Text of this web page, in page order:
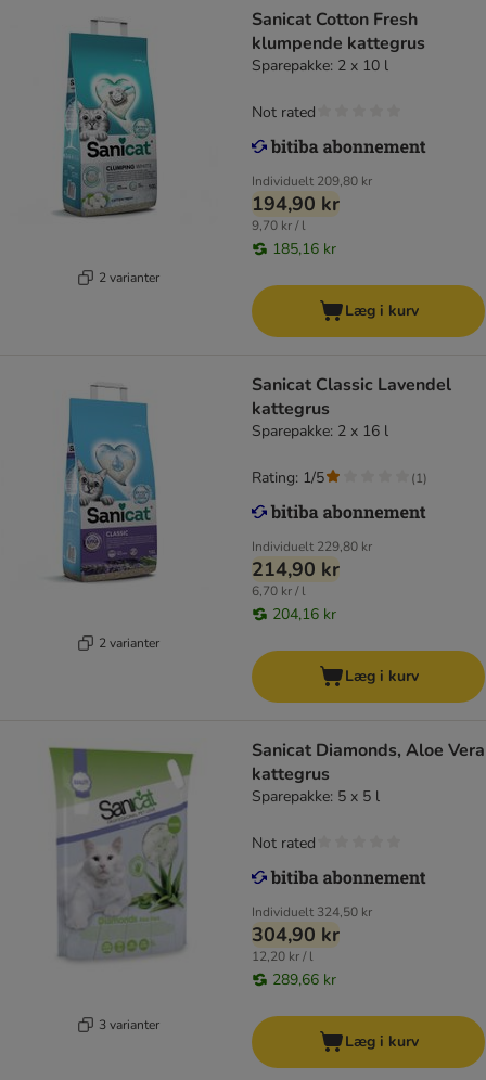
2 varianter
Sanicat Cotton Fresh
klumpende kattegrus
Sparepakke: 2 x 10 l
Individuelt 209,80 kr
194,90 kr
9,70 kr / l
185,16 kr
Not rated
Læg i kurv
2 varianter
Sanicat Classic Lavendel
kattegrus
Sparepakke: 2 x 16 l
Individuelt 229,80 kr
214,90 kr
6,70 kr / l
204,16 kr
Rating: 1/5 (1)
Læg i kurv
3 varianter
Sanicat Diamonds, Aloe Vera
kattegrus
Sparepakke: 5 x 5 l
Individuelt 324,50 kr
304,90 kr
12,20 kr / l
289,66 kr
Not rated
Læg i kurv